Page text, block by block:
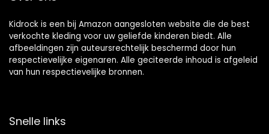
Kidrock is een bij Amazon aangesloten website die de best
verkochte kleding voor uw geliefde kinderen biedt. Alle
afbeeldingen zijn auteursrechtelijk beschermd door hun
respectievelijke eigenaren. Alle geciteerde inhoud is afgeleid
van hun respectievelijke bronnen.
Snelle links